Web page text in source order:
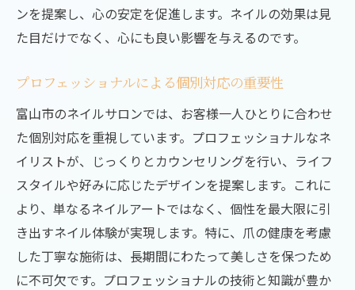
ネイルサロンが富山市で評価される理由とその
背景
地域に根ざしたサロンの存在意義
高評価を得るネイルアーティストの秘密
口コミが示す信頼性の高さ
技術力とサービスの両立
地域貢献への取り組み
富山県富山市のネイル技術がもたらす個性の引
き出し方
個性を最大限に活かすデザイン提案
ンを提案し、心の安定を促進します。ネイルの効果は見
た目だけでなく、心にも良い影響を与えるのです。
プロフェッショナルによる個別対応の重要性
富山市のネイルサロンでは、お客様一人ひとりに合わせ
た個別対応を重視しています。プロフェッショナルなネ
イリストが、じっくりとカウンセリングを行い、ライフ
スタイルや好みに応じたデザインを提案します。これに
より、単なるネイルアートではなく、個性を最大限に引
き出すネイル体験が実現します。特に、爪の健康を考慮
した丁寧な施術は、長期間にわたって美しさを保つため
に不可欠です。プロフェッショナルの技術と知識が豊か